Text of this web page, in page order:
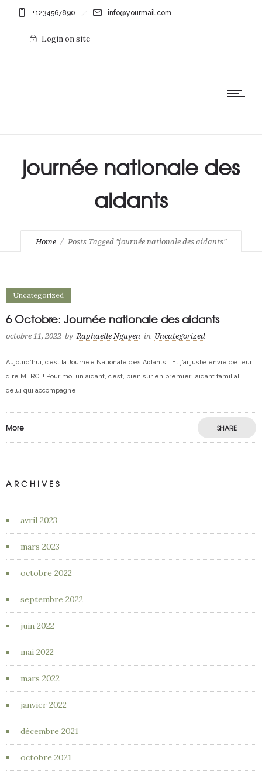
+1234567890 info@yourmail.com
Login on site
journée nationale des
aidants
Home Posts Tagged "journée nationale des aidants"
Uncategorized
6 Octobre: Journée nationale des aidants
octobre 11, 2022 by Raphaëlle Nguyen in Uncategorized
Aujourd’hui, c’est la Journée Nationale des Aidants… Et j’ai juste envie de leur
dire MERCI ! Pour moi un aidant, c’est, bien sûr en premier l’aidant familial…
celui qui accompagne
More SHARE
ARCHIVES
avril 2023
mars 2023
octobre 2022
septembre 2022
juin 2022
mai 2022
mars 2022
janvier 2022
décembre 2021
octobre 2021